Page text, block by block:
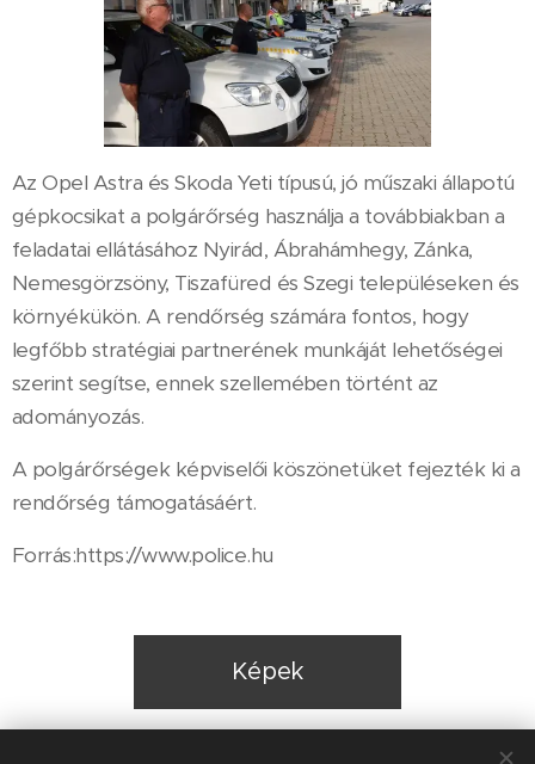
Az Opel Astra és Skoda Yeti típusú, jó műszaki állapotú
gépkocsikat a polgárőrség használja a továbbiakban a
feladatai ellátásához Nyirád, Ábrahámhegy, Zánka,
Nemesgörzsöny, Tiszafüred és Szegi településeken és
környékükön. A rendőrség számára fontos, hogy
legfőbb stratégiai partnerének munkáját lehetőségei
szerint segítse, ennek szellemében történt az
adományozás.
A polgárőrségek képviselői köszönetüket fejezték ki a
rendőrség támogatásáért.
Forrás:https://www.police.hu
Képek